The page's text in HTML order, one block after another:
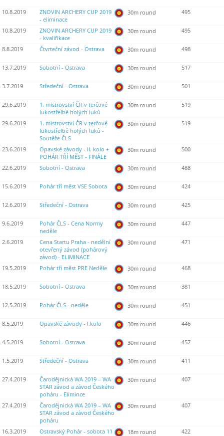
10.8.2019
ZNOVIN ARCHERY CUP 2019
- eliminace
30m round 495
10.8.2019
ZNOVIN ARCHERY CUP 2019
- kvalifikace
30m round 495
8.8.2019 Čtvrteční závod - Ostrava 30m round 498
13.7.2019 Sobotní - Ostrava 30m round 517
3.7.2019 Středeční - Ostrava 30m round 501
29.6.2019
1. mistrovství ČR v terčové
lukostřelbě holých luků
30m round 519
29.6.2019
1. mistrovství ČR v terčové
lukostřelbě holých luků -
Soutěže ČLS
30m round 519
23.6.2019
Opavské závody - II. kolo +
POHÁR TŘÍ MĚST - FINÁLE
30m round 500
22.6.2019 Sobotní - Ostrava 30m round 488
15.6.2019 Pohár tří měst VSE Sobota 30m round 424
12.6.2019 Středeční - Ostrava 30m round 425
9.6.2019
Pohár ČLS - Cena Normy
neděle
30m round 447
2.6.2019
Cena Startu Praha - nedělní
otevřený závod (pohárový
závod) - ELIMINACE
30m round 471
19.5.2019 Pohár tří měst PRE Neděle 30m round 468
18.5.2019 Sobotní - Ostrava 30m round 381
12.5.2019 Pohár ČLS - neděle 30m round 451
8.5.2019 Opavské závody - I.kolo 30m round 446
4.5.2019 Sobotní - Ostrava 30m round 457
1.5.2019 Středeční - Ostrava 30m round 411
27.4.2019
Čarodějnická WA 2019 – WA
STAR závod a závod Českého
poháru - Elimince
30m round 407
27.4.2019
Čarodějnická WA 2019 – WA
STAR závod a závod Českého
poháru
30m round 407
16.3.2019 Ostravský Pohár - sobota 11 18m round 422